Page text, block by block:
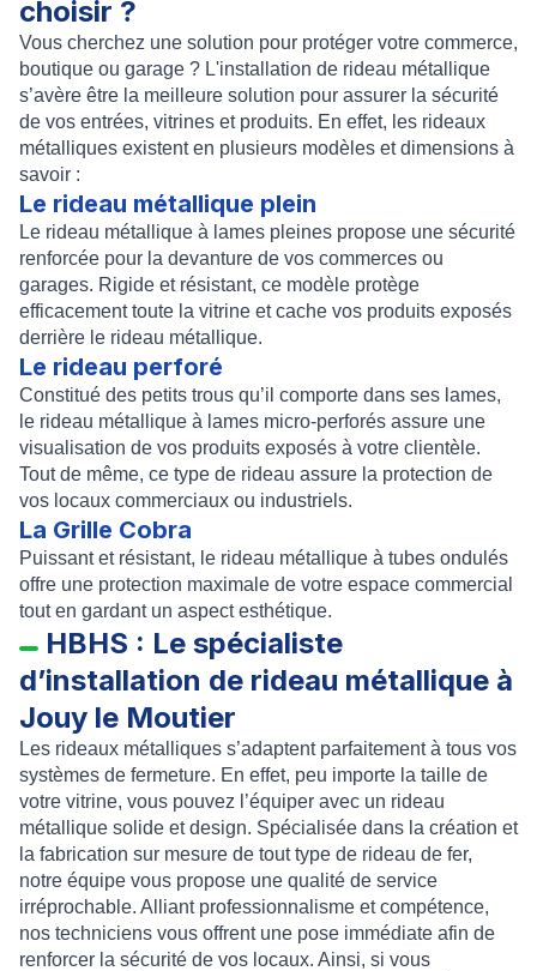
choisir ?
Vous cherchez une solution pour protéger votre commerce,
boutique ou garage ? L'installation de rideau métallique
s’avère être la meilleure solution pour assurer la sécurité
de vos entrées, vitrines et produits. En effet, les rideaux
métalliques existent en plusieurs modèles et dimensions à
savoir :
Le rideau métallique plein
Le rideau métallique à lames pleines propose une sécurité
renforcée pour la devanture de vos commerces ou
garages. Rigide et résistant, ce modèle protège
efficacement toute la vitrine et cache vos produits exposés
derrière le rideau métallique.
Le rideau perforé
Constitué des petits trous qu’il comporte dans ses lames,
le rideau métallique à lames micro-perforés assure une
visualisation de vos produits exposés à votre clientèle.
Tout de même, ce type de rideau assure la protection de
vos locaux commerciaux ou industriels.
La Grille Cobra
Puissant et résistant, le rideau métallique à tubes ondulés
offre une protection maximale de votre espace commercial
tout en gardant un aspect esthétique.
HBHS : Le spécialiste
d’installation de rideau métallique à
Jouy le Moutier
Les rideaux métalliques s’adaptent parfaitement à tous vos
systèmes de fermeture. En effet, peu importe la taille de
votre vitrine, vous pouvez l’équiper avec un rideau
métallique solide et design. Spécialisée dans la création et
la fabrication sur mesure de tout type de rideau de fer,
notre équipe vous propose une qualité de service
irréprochable. Alliant professionnalisme et compétence,
nos techniciens vous offrent une pose immédiate afin de
renforcer la sécurité de vos locaux. Ainsi, si vous